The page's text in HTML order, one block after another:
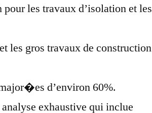
les travaux d’isolation et les
les gros travaux de construction
d’environ 60%.
exhaustive qui inclue